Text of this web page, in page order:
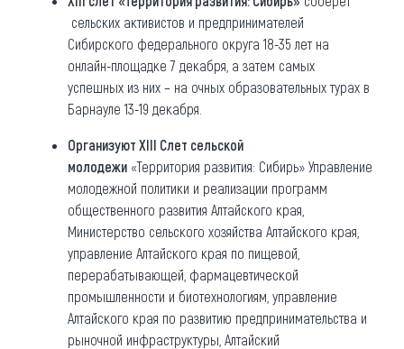
сельских активистов и предпринимателей
Сибирского федерального округа 18-35 лет на
онлайн-площадке 7 декабря, а затем самых
успешных из них – на очных образовательных турах в
Барнауле 13-19 декабря.
Организуют XIII Слет сельской
молодежи «Территория развития: Сибирь» Управление
молодежной политики и реализации программ
общественного развития Алтайского края,
Министерство сельского хозяйства Алтайского края,
управление Алтайского края по пищевой,
перерабатывающей, фармацевтической
промышленности и биотехнологиям, управление
Алтайского края по развитию предпринимательства и
рыночной инфраструктуры, Алтайский